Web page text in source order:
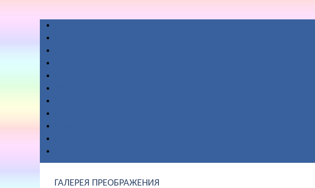
ГАЛЕРЕЯ ПРЕОБРАЖЕНИЯ